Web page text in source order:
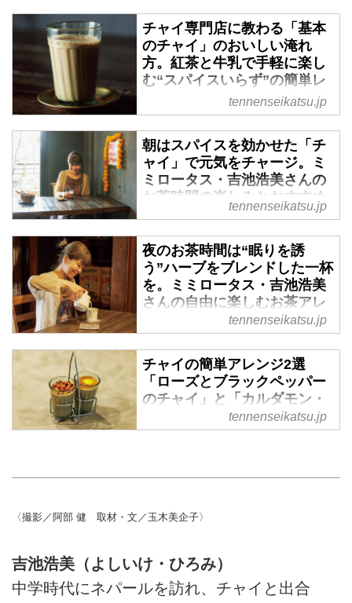
チャイ専門店に教わる「基本
のチャイ」のおいしい淹れ
方。紅茶と牛乳で手軽に楽し
む“スパイスいらず”の簡単レ
シピ／ミミロータス・吉池浩
美さん - 天然生活web
名門紅茶店で修行を重ね、チャイ
専門店を営む「ミミロータス」の
吉池浩美さんにお茶時間の楽しみ
と、チャイのおいしい淹れ方をお
聞きしました。（『天然生活』
tennenseikatsu.jp
朝はスパイスを効かせた「チ
ャイ」で元気をチャージ。ミ
ミロータス・吉池浩美さんの
お茶時間の楽しみとおすすめ
菓子 - 天然生活web
名門紅茶店で修行を重ね、チャイ
専門店を営む「ミミロータス」の
吉池浩美さんにお茶時間の楽しみ
方をお聞きしました。（『天然生
活』2025年7月号掲載）
tennenseikatsu.jp
夜のお茶時間は“眠りを誘
う”ハーブをブレンドした一杯
を。ミミロータス・吉池浩美
さんの自由に楽しむお茶アレ
ンジ - 天然生活web
専門店を営む「ミミロータス」の
吉池浩美さんにお茶時間の自由な
楽しみ方をお聞きしました。
（『天然生活』2025年7月号掲
載）
tennenseikatsu.jp
チャイの簡単アレンジ2選
「ローズとブラックペッパー
のチャイ」と「カルダモン・
レモンチャイ」のつくり方。
自由な発想で楽しむ一杯／ミ
専門店を営む「ミミロータス」の
聞きしました。（『天然生活』
2025年7月号掲載）
tennenseikatsu.jp
〈撮影／阿部 健 取材・文／玉木美企子〉
吉池浩美（よしいけ・ひろみ）
中学時代にネパールを訪れ、チャイと出合